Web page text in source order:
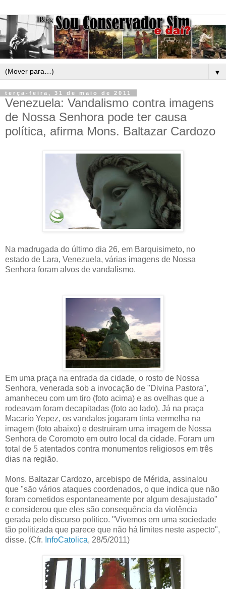
▼
terça-feira, 31 de maio de 2011
Venezuela: Vandalismo contra imagens
de Nossa Senhora pode ter causa
política, afirma Mons. Baltazar Cardozo
Na madrugada do último dia 26, em Barquisimeto, no
estado de Lara, Venezuela, várias imagens de Nossa
Senhora foram alvos de vandalismo.
Em uma praça na entrada da cidade, o rosto de Nossa
Senhora, venerada sob a invocação de "Divina Pastora",
amanheceu com um tiro (foto acima) e as ovelhas que a
rodeavam foram decapitadas (foto ao lado). Já na praça
Macario Yepez, os vandalos jogaram tinta vermelha na
imagem (foto abaixo) e destruiram uma imagem de Nossa
Senhora de Coromoto em outro local da cidade. Foram um
total de 5 atentados contra monumentos religiosos em três
dias na região.
Mons. Baltazar Cardozo, arcebispo de Mérida, assinalou
que "são vários ataques coordenados, o que indica que não
foram cometidos espontaneamente por algum desajustado"
e considerou que eles são consequência da violência
gerada pelo discurso político. "Vivemos em uma sociedade
tão politizada que parece que não há limites neste aspecto",
disse. (Cfr. InfoCatolica, 28/5/2011)